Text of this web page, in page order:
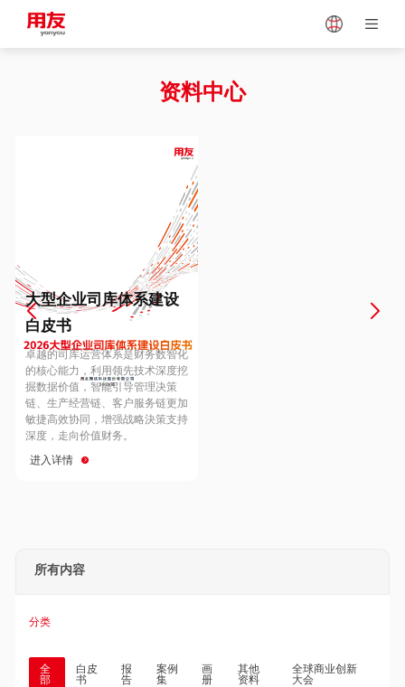
Vietnam
Europe
Hungary
Hong Kong
资料中心
大型企业司库体系建设
白皮书
卓越的司库运营体系是财务数智化
的核心能力，利用领先技术深度挖
掘数据价值，智能引导管理决策
链、生产经营链、客户服务链更加
敏捷高效协同，增强战略決策支持
深度，走向价值财务。
进入详情
所有内容
分类
全
部
白皮
书
报
告
案例
集
画
册
其他
资料
全球商业创新
大会